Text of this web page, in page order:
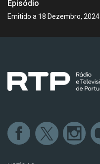
Episódio
Emitido a 18 Dezembro, 2024